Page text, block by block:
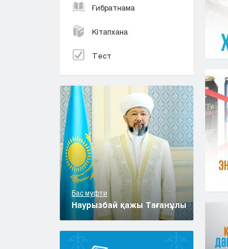
Ғибратнама
Кітапхана
Тест
Бас муфти
Наурызбай қажы Тағанұлы